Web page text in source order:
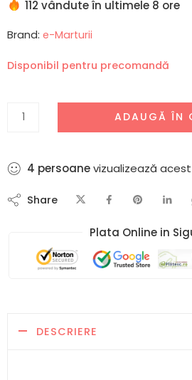
112 vândute în ultimele 8 ore
Brand: e-Marturii
Disponibil pentru precomandă
ADAUGĂ ÎN
4 persoanevizualizează
Share
Plata Online in
DESCRIERE